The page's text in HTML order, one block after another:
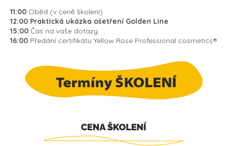
11:00 Oběd (v ceně školení)
12:00 Praktická ukázka ošetření Golden Line
15:00 Čas na vaše dotazy.
16:00 Předání certifikátu Yellow Rose Professional cosmetics®